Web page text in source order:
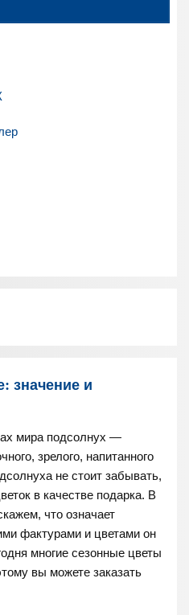
значение и
мира подсолнух —
зрелого, напитанного
не стоит забывать,
в качестве подарка. В
что означает
фактурами и цветами он
многие сезонные цветы
вы можете заказать